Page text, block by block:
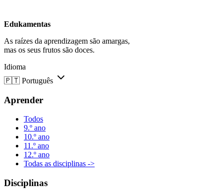
Edukamentas
As raízes da aprendizagem são amargas,
mas os seus frutos são doces.
Idioma
🇵🇹 Português
Aprender
Todos
9.º ano
10.º ano
11.º ano
12.º ano
Todas as disciplinas ->
Disciplinas